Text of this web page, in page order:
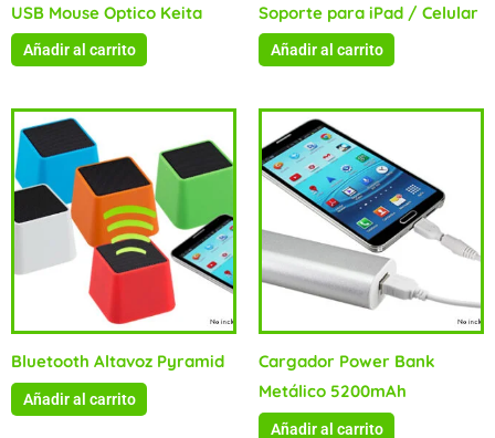
USB Mouse Optico Keita
Añadir al carrito
Soporte para iPad / Celular
Añadir al carrito
Bluetooth Altavoz Pyramid
Añadir al carrito
Cargador Power Bank
Metálico 5200mAh
Añadir al carrito